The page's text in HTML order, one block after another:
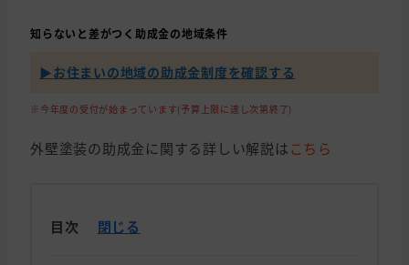
知らないと差がつく助成金の地域条件
▶︎お住まいの地域の助成金制度を確認する
※今年度の受付が始まっています(予算上限に達し次第終了)
外壁塗装の助成金に関する詳しい解説は こちら
目次 閉じる